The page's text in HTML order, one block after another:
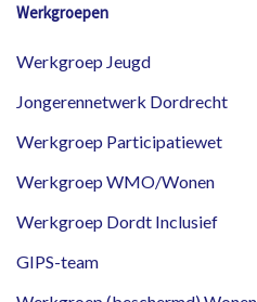
Werkgroepen
Werkgroep Jeugd
Jongerennetwerk Dordrecht
Werkgroep Participatiewet
Werkgroep WMO/Wonen
Werkgroep Dordt Inclusief
GIPS-team